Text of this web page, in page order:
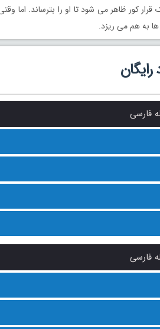
کور ظاهر می شود تا او را بترساند. اما
به هم می ریزد.